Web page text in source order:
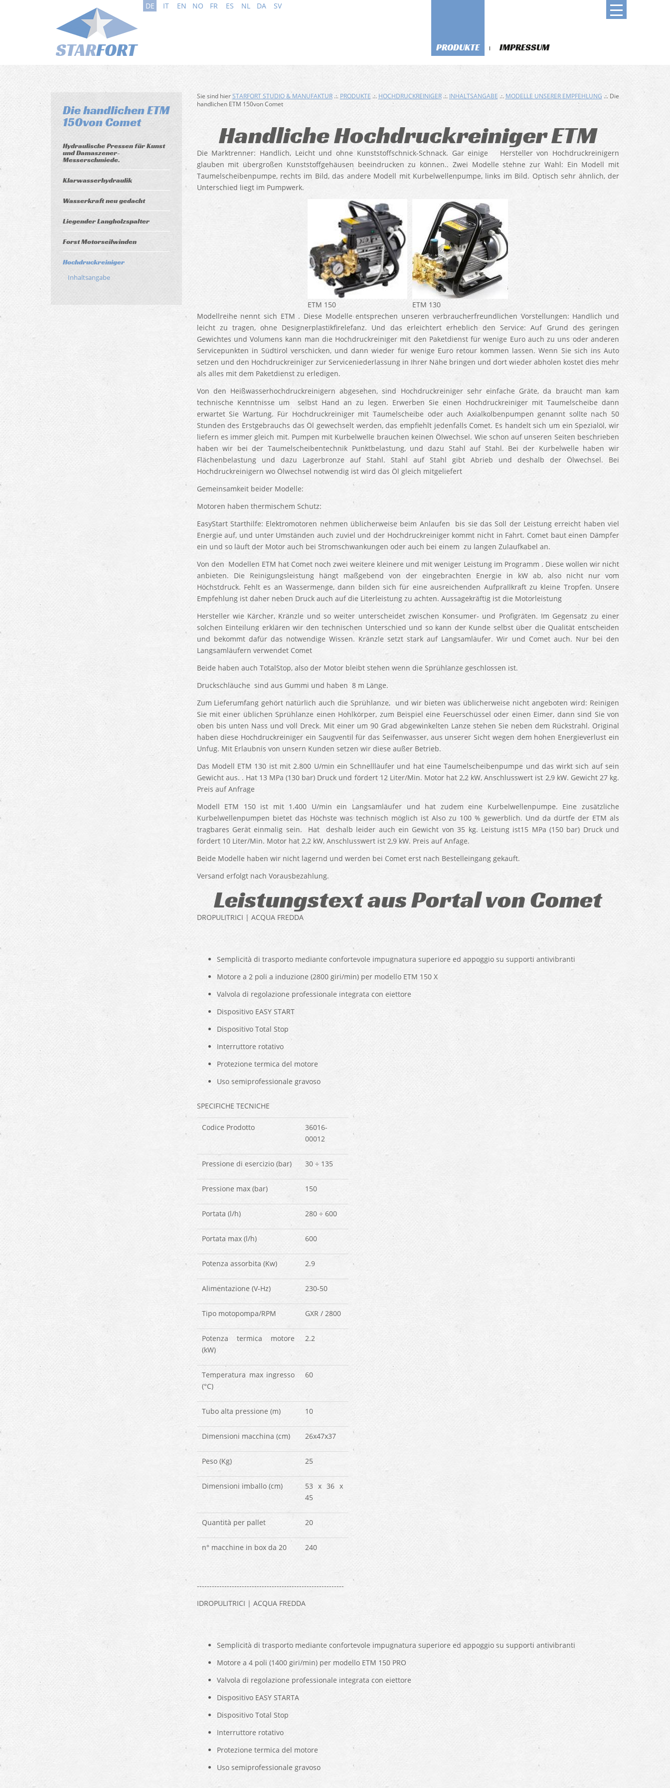
DE IT EN NO FR ES NL DA SV
PRODUKTE IMPRESSUM
Die handlichen ETM
150von Comet
Hydraulische Pressen für Kunst
und Damaszener-
Messerschmiede.
Klarwasserhydraulik
Wasserkraft neu gedacht
Liegender Langholzspalter
Forst Motorseilwinden
Hochdruckreiniger
Inhaltsangabe
Sie sind hierSTARFORT STUDIO & MANUFAKTUR.:. PRODUKTE .:. HOCHDRUCKREINIGER.:. INHALTSANGABE .:. MODELLE UNSERER EMPFEHLUNG .:. Die
handlichen ETM 150von Comet
Handliche Hochdruckreiniger ETM
Die Marktrenner: Handlich, Leicht und ohne Kunststoffschnick-Schnack. Gar einige Hersteller von Hochdruckreinigern
glauben mit übergroßen Kunststoffgehäusen beeindrucken zu können.. Zwei Modelle stehne zur Wahl: Ein Modell mit
Taumelscheibenpumpe, rechts im Bild, das andere Modell mit Kurbelwellenpumpe, links im Bild. Optisch sehr ähnlich, der
Unterschied liegt im Pumpwerk.
ETM 150
ETM 130
Modellreihe nennt sich ETM . Diese Modelle entsprechen unseren verbraucherfreundlichen Vorstellungen: Handlich und
leicht zu tragen, ohne Designerplastikfirelefanz. Und das erleichtert erheblich den Service: Auf Grund des geringen
Gewichtes und Volumens kann man die Hochdruckreiniger mit den Paketdienst für wenige Euro auch zu uns oder anderen
Servicepunkten in Südtirol verschicken, und dann wieder für wenige Euro retour kommen lassen. Wenn Sie sich ins Auto
setzen und den Hochdruckreiniger zur Serviceniederlassung in Ihrer Nähe bringen und dort wieder abholen kostet dies mehr
als alles mit dem Paketdienst zu erledigen.
Von den Heißwasserhochdruckreinigern abgesehen, sind Hochdruckreiniger sehr einfache Gräte, da braucht man kam
technische Kenntnisse um selbst Hand an zu legen. Erwerben Sie einen Hochdruckreiniger mit Taumelscheibe dann
erwartet Sie Wartung. Für Hochdruckreiniger mit Taumelscheibe oder auch Axialkolbenpumpen genannt sollte nach 50
Stunden des Erstgebrauchs das Öl gewechselt werden, das empfiehlt jedenfalls Comet. Es handelt sich um ein Spezialöl, wir
liefern es immer gleich mit. Pumpen mit Kurbelwelle brauchen keinen Ölwechsel. Wie schon auf unseren Seiten beschrieben
haben wir bei der Taumelscheibentechnik Punktbelastung, und dazu Stahl auf Stahl. Bei der Kurbelwelle haben wir
Flächenbelastung und dazu Lagerbronze auf Stahl. Stahl auf Stahl gibt Abrieb und deshalb der Ölwechsel. Bei
Hochdruckreinigern wo Ölwechsel notwendig ist wird das Öl gleich mitgeliefert
Gemeinsamkeit beider Modelle:
Motoren haben thermischem Schutz:
EasyStart Starthilfe: Elektromotoren nehmen üblicherweise beim Anlaufen bis sie das Soll der Leistung erreicht haben viel
Energie auf, und unter Umständen auch zuviel und der Hochdruckreiniger kommt nicht in Fahrt. Comet baut einen Dämpfer
ein und so läuft der Motor auch bei Stromschwankungen oder auch bei einem zu langen Zulaufkabel an.
Von den Modellen ETM hat Comet noch zwei weitere kleinere und mit weniger Leistung im Programm . Diese wollen wir nicht
anbieten. Die Reinigungsleistung hängt maßgebend von der eingebrachten Energie in kW ab, also nicht nur vom
Höchstdruck. Fehlt es an Wassermenge, dann bilden sich für eine ausreichenden Aufprallkraft zu kleine Tropfen. Unsere
Empfehlung ist daher neben Druck auch auf die Literleistung zu achten. Aussagekräftig ist die Motorleistung
Hersteller wie Kärcher, Kränzle und so weiter unterscheidet zwischen Konsumer- und Profigräten. Im Gegensatz zu einer
solchen Einteilung erklären wir den technischen Unterschied und so kann der Kunde selbst über die Qualität entscheiden
und bekommt dafür das notwendige Wissen. Kränzle setzt stark auf Langsamläufer. Wir und Comet auch. Nur bei den
Langsamläufern verwendet Comet
Beide haben auch TotalStop, also der Motor bleibt stehen wenn die Sprühlanze geschlossen ist.
Druckschläuche sind aus Gummi und haben 8 m Länge.
Zum Lieferumfang gehört natürlich auch die Sprühlanze, und wir bieten was üblicherweise nicht angeboten wird: Reinigen
Sie mit einer üblichen Sprühlanze einen Hohlkörper, zum Beispiel eine Feuerschüssel oder einen Eimer, dann sind Sie von
oben bis unten Nass und voll Dreck. Mit einer um 90 Grad abgewinkelten Lanze stehen Sie neben dem Rückstrahl. Original
haben diese Hochdruckreiniger ein Saugventil für das Seifenwasser, aus unserer Sicht wegen dem hohen Energieverlust ein
Unfug. Mit Erlaubnis von unsern Kunden setzen wir diese außer Betrieb.
Das Modell ETM 130 ist mit 2.800 U/min ein Schnellläufer und hat eine Taumelscheibenpumpe und das wirkt sich auf sein
Gewicht aus. . Hat 13 MPa (130 bar) Druck und fördert 12 Liter/Min. Motor hat 2,2 kW, Anschlusswert ist 2,9 kW. Gewicht 27 kg.
Preis auf Anfrage
Modell ETM 150 ist mit 1.400 U/min ein Langsamläufer und hat zudem eine Kurbelwellenpumpe. Eine zusätzliche
Kurbelwellenpumpen bietet das Höchste was technisch möglich ist Also zu 100 % gewerblich. Und da dürtfe der ETM als
tragbares Gerät einmalig sein. Hat deshalb leider auch ein Gewicht von 35 kg. Leistung ist15 MPa (150 bar) Druck und
fördert 10 Liter/Min. Motor hat 2,2 kW, Anschlusswert ist 2,9 kW. Preis auf Anfage.
Beide Modelle haben wir nicht lagernd und werden bei Comet erst nach Bestelleingang gekauft.
Versand erfolgt nach Vorausbezahlung.
Leistungstext aus Portal von Comet
DROPULITRICI | ACQUA FREDDA
Semplicità di trasporto mediante confortevole impugnatura superiore ed appoggio su supporti antivibranti
Motore a 2 poli a induzione (2800 giri/min) per modello ETM 150 X
Valvola di regolazione professionale integrata con eiettore
Dispositivo EASY START
Dispositivo Total Stop
Interruttore rotativo
Protezione termica del motore
Uso semiprofessionale gravoso
SPECIFICHE TECNICHE
Codice Prodotto
36016-
00012
Pressione di esercizio (bar) 30 ÷ 135
Pressione max (bar) 150
Portata (l/h) 280 ÷ 600
Portata max (l/h) 600
Potenza assorbita (Kw) 2.9
Alimentazione (V-Hz) 230-50
Tipo motopompa/RPM GXR / 2800
Potenza termica motore
(kW)
2.2
Temperatura max ingresso
(°C)
60
Tubo alta pressione (m) 10
Dimensioni macchina (cm) 26x47x37
Peso (Kg) 25
Dimensioni imballo (cm)
53 x 36 x
45
Quantità per pallet 20
n° macchine in box da 20 240
-----------------------------------------------------------
IDROPULITRICI | ACQUA FREDDA
Semplicità di trasporto mediante confortevole impugnatura superiore ed appoggio su supporti antivibranti
Motore a 4 poli (1400 giri/min) per modello ETM 150 PRO
Valvola di regolazione professionale integrata con eiettore
Dispositivo EASY STARTA
Dispositivo Total Stop
Interruttore rotativo
Protezione termica del motore
Uso semiprofessionale gravoso